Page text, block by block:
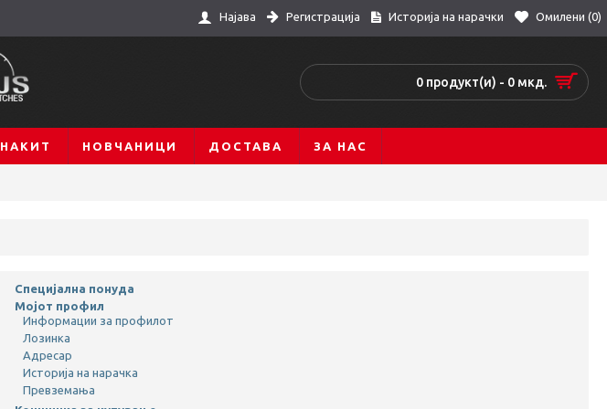
Најава Регистрација Историја на нарачки Омилени (0)
0 продукт(и) - 0 мкд.
НАКИТ НОВЧАНИЦИ ДОСТАВА ЗА НАС
Специјална понуда
Мојот профил
Информации за профилот
Лозинка
Адресар
Историја на нарачка
Превземања